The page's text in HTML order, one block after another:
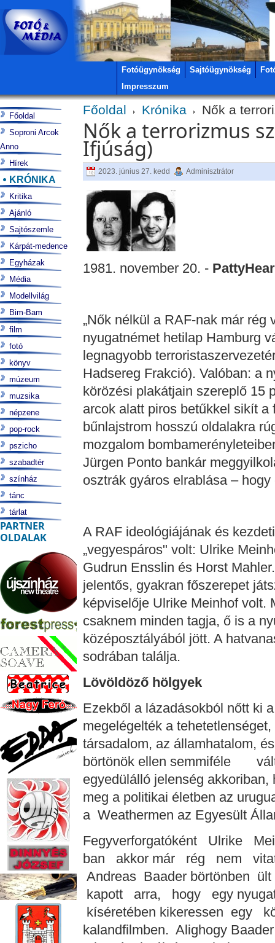
Fotóügynökség Sajtóügynökség
Impresszum
Főoldal Krónika Nők a
Nők a terrorizmus
Ifjúság)
2023. június 27. kedd Adminisztrátor
1981. november 20. -
„Nők nélkül a RAF-nak már
nyugatnémet hetilap Hamburg
legnagyobb
Hadsereg Frakció). Valóban: a
körözési plakátjain szereplő 15
arcok alatt piros betűkkel sikít
bűnlajstrom hosszú oldalakra
mozgalom
Jürgen Ponto bankár
osztrák gyáros elrablása –
A RAF ideológiájának és
„vegyespáros" volt: Ulrike
Gudrun Ensslin és Horst
jelentős, gyakran főszerepet
képviselője Ulrike Meinhof volt.
csaknem minden tagja, ő is a
középosztályából jött. A
sodrában találja.
Lövöldöző hölgyek
Ezekből a lázadásokból nőtt ki
megelégelték a
társadalom, az államhatalom,
börtönök ellen semmiféle
egyedülálló jelenség
meg a politikai életben az
a Weathermen az Egyesült
Fegyverforgatóként Ulrike
ban akkor már rég nem
Andreas Baader börtönben
kapott arra, hogy egy
kíséretében kikeressen egy
kalandfilmben. Alighogy
Főoldal
Soproni Arcok
Anno
Hírek
KRÓNIKA
Kritika
Ajánló
Sajtószemle
Kárpát-medence
Egyházak
Média
Modellvilág
Bim-Bam
film
fotó
könyv
múzeum
muzsika
népzene
pop-rock
pszicho
szabadtér
színház
tánc
tárlat
PARTNER
OLDALAK